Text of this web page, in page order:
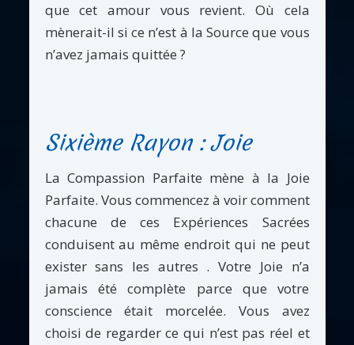
que cet amour vous revient. Où cela
mènerait-il si ce n’est à la Source que vous
n’avez jamais quittée ?
Sixième Rayon : Joie
La Compassion Parfaite mène à la Joie
Parfaite. Vous commencez à voir comment
chacune de ces Expériences Sacrées
conduisent au même endroit qui ne peut
exister sans les autres . Votre Joie n’a
jamais été complète parce que votre
conscience était morcelée. Vous avez
choisi de regarder ce qui n’est pas réel et